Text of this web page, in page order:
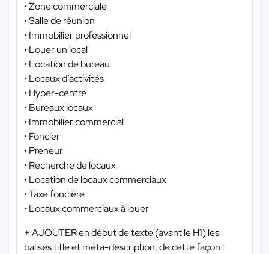
• Zone commerciale
• Salle de réunion
• Immobilier professionnel
• Louer un local
• Location de bureau
• Locaux d’activités
• Hyper-centre
• Bureaux locaux
• Immobilier commercial
• Foncier
• Preneur
• Recherche de locaux
• Location de locaux commerciaux
• Taxe foncière
• Locaux commerciaux à louer
+ AJOUTER en début de texte (avant le H1) les
balises title et méta-description, de cette façon :